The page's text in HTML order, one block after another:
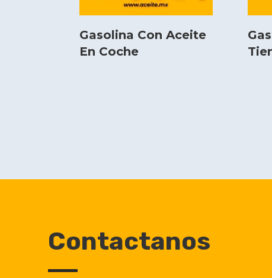
Gasolina Con Aceite
En Coche
Contactanos